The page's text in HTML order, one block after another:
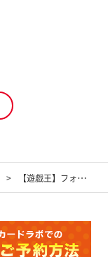
【遊戯王】フォトン・ハイパーノヴァ明日発売！